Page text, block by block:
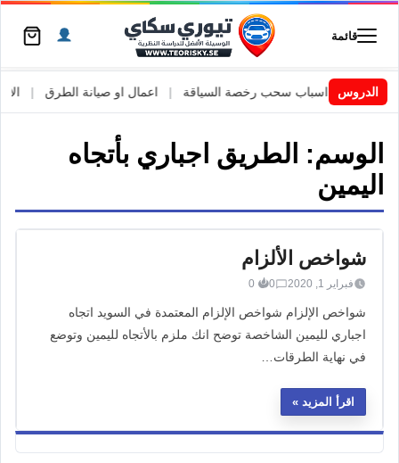
قائمة
الدروس
| اسباب سحب رخصة السياقة اعمال او صيانة الطرق
الوسم: الطريق اجباري بأتجاه
اليمين
شواخص الألزام
فبراير 1, 2020 0
0
شواخص الإلزام شواخص الإلزام المعتمدة في السويد اتجاه
اجباري لليمين الشاخصة توضح انك ملزم بالأتجاه لليمين وتوضع
في نهاية الطرقات…
اقرأ المزيد